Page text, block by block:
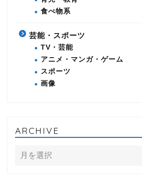
食べ物系
芸能・スポーツ
TV・芸能
アニメ・マンガ・ゲーム
スポーツ
画像
ARCHIVE